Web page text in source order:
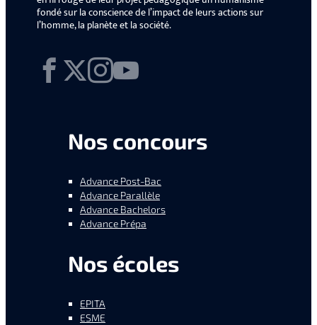
fondé sur la conscience de l’impact de leurs actions sur
l’homme, la planète et la société.
Facebook
X Instagram
YouTube
Nos concours
Advance Post-Bac
Advance Parallèle
Advance Bachelors
Advance Prépa
Nos écoles
EPITA
ESME